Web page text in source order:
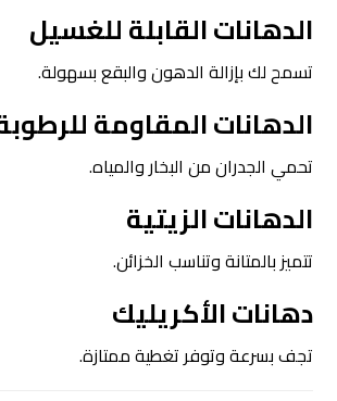
الدهانات القابلة للغسيل
تسمح لك بإزالة الدهون والبقع بسهولة.
الدهانات المقاومة
تحمي الجدران من البخار والمياه.
الدهانات الزيتية
تتميز بالمتانة وتناسب الخزائن.
دهانات الأكريليك
تجف بسرعة وتوفر تغطية ممتازة.